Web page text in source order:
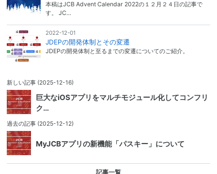
本稿はJCB Advent Calendar 2022の１２月２４日の記事で
す。 JC…
2022-12-01
JDEPの開発体制とその変遷
JDEPの開発体制と至るまでの変遷についてのご紹介。
新しい記事 (2025-12-16)
巨大なiOSアプリをマルチモジュール化してコンフリ
ク…
過去の記事 (2025-12-12)
MyJCBアプリの新機能「パスキー」について
記事一覧